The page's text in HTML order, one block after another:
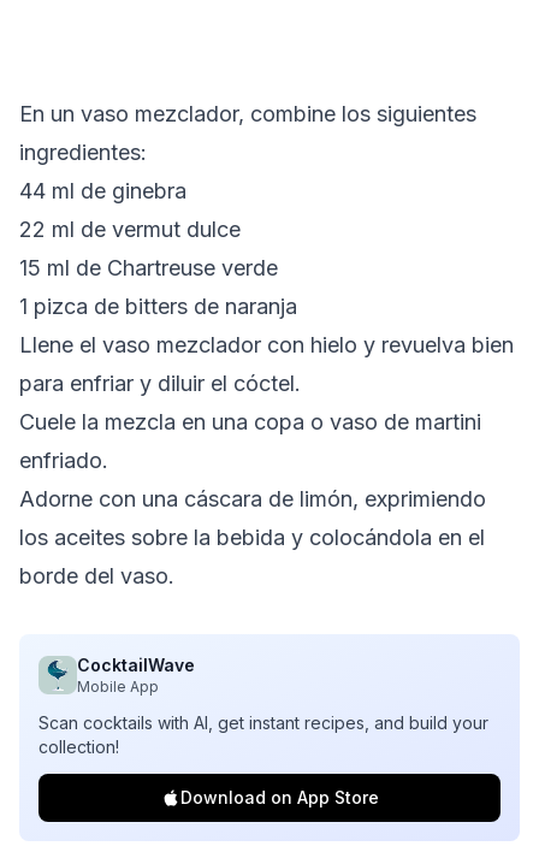
En un vaso mezclador, combine los siguientes
ingredientes:
44 ml de ginebra
22 ml de vermut dulce
15 ml de Chartreuse verde
1 pizca de bitters de naranja
Llene el vaso mezclador con hielo y revuelva bien
para enfriar y diluir el cóctel.
Cuele la mezcla en una copa o vaso de martini
enfriado.
Adorne con una cáscara de limón, exprimiendo
los aceites sobre la bebida y colocándola en el
borde del vaso.
CocktailWave
Mobile App
Scan cocktails with AI, get instant recipes, and build your
collection!
Download on App Store